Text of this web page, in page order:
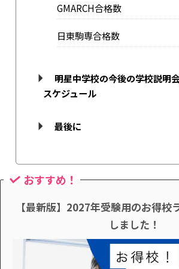
GMARCH合格数
日東駒専合格数
明星中学校の今後の学校説明
スケジュール
最後に
おすすめ！
【最新版】2027年受験用のお得校
しました！